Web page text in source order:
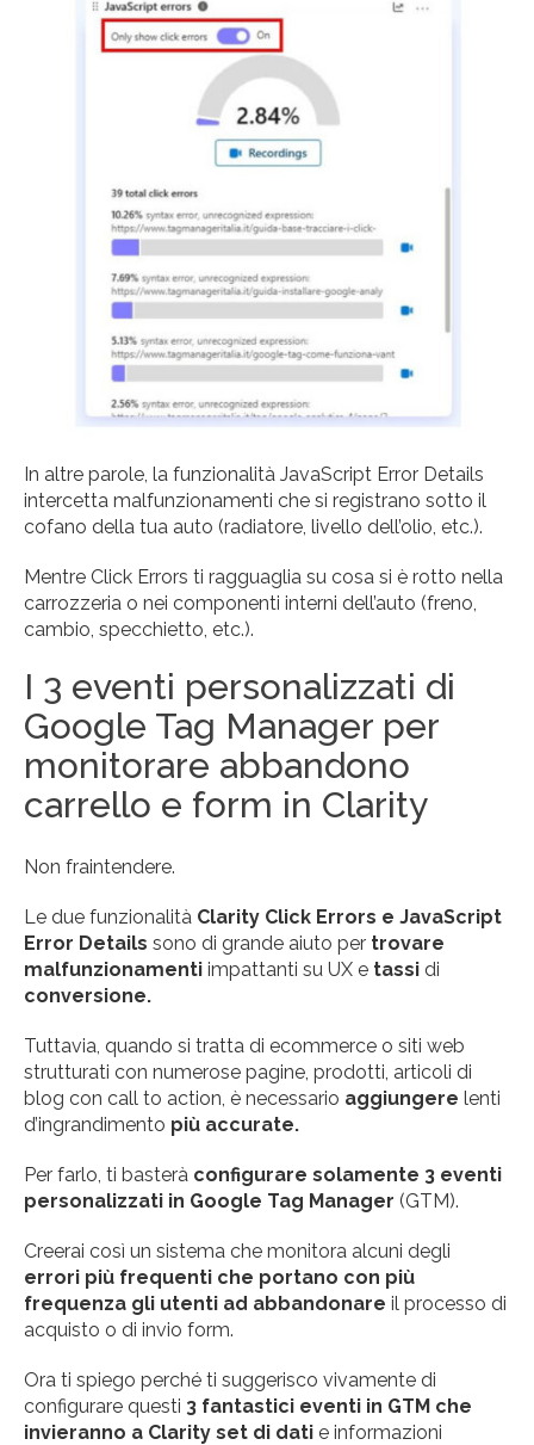
In altre parole, la funzionalità JavaScript Error Details
intercetta malfunzionamenti che si registrano sotto il
cofano della tua auto (radiatore, livello dell’olio, etc.).
Mentre Click Errors ti ragguaglia su cosa si è rotto nella
carrozzeria o nei componenti interni dell’auto (freno,
cambio, specchietto, etc.).
I 3 eventi personalizzati di
Google Tag Manager per
monitorare abbandono
carrello e form in Clarity
Non fraintendere.
Le due funzionalità Clarity Click Errors e JavaScript
Error Details sono di grande aiuto per trovare
malfunzionamenti impattanti su UX e tassi di
conversione.
Tuttavia, quando si tratta di ecommerce o siti web
strutturati con numerose pagine, prodotti, articoli di
blog con call to action, è necessario aggiungere lenti
d’ingrandimento più accurate.
Per farlo, ti basterà configurare solamente 3 eventi
personalizzati in Google Tag Manager (GTM).
Creerai così un sistema che monitora alcuni degli
errori più frequenti che portano con più
frequenza gli utenti ad abbandonare il processo di
acquisto o di invio form.
Ora ti spiego perché ti suggerisco vivamente di
configurare questi 3 fantastici eventi in GTM che
invieranno a Clarity set di dati e informazioni